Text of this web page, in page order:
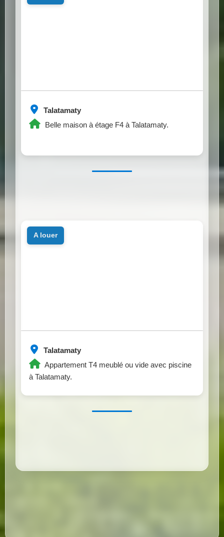
Talatamaty
Belle maison à étage F4 à Talatamaty.
Talatamaty
Appartement T4 meublé ou vide avec piscine
à Talatamaty.
a louer